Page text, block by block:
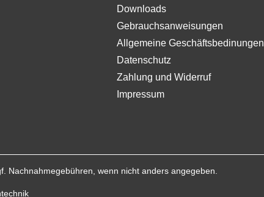
Downloads
Gebrauchsanweisungen
Allgemeine Geschäftsbedinungen
Datenschutz
Zahlung und Widerruf
Impressum
Nachnahmegebühren, wenn nicht anders angegeben.